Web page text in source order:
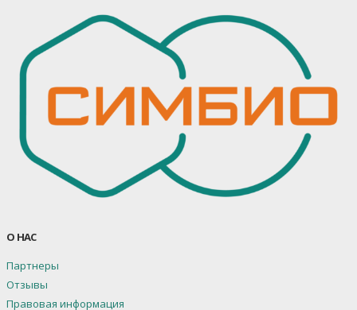
О НАС
Партнеры
Отзывы
Правовая информация